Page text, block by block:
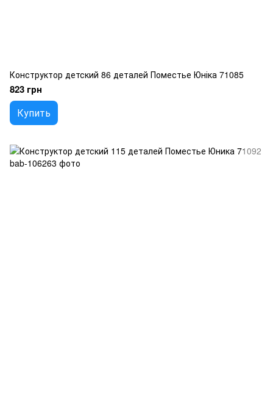
Конструктор детский 86 деталей Поместье Юніка 71085
823 грн
Купить